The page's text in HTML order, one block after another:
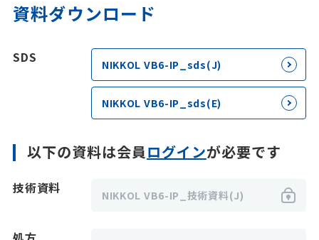
資料ダウンロード
SDS NIKKOL VB6-IP_sds(J)
NIKKOL VB6-IP_sds(E)
以下の資料は会員ログインが必要です
技術資料 NIKKOL VB6-IP_技術資料(J)